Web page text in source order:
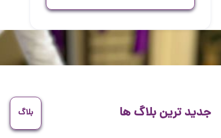
جدید ترین بلاگ ها بلاگ